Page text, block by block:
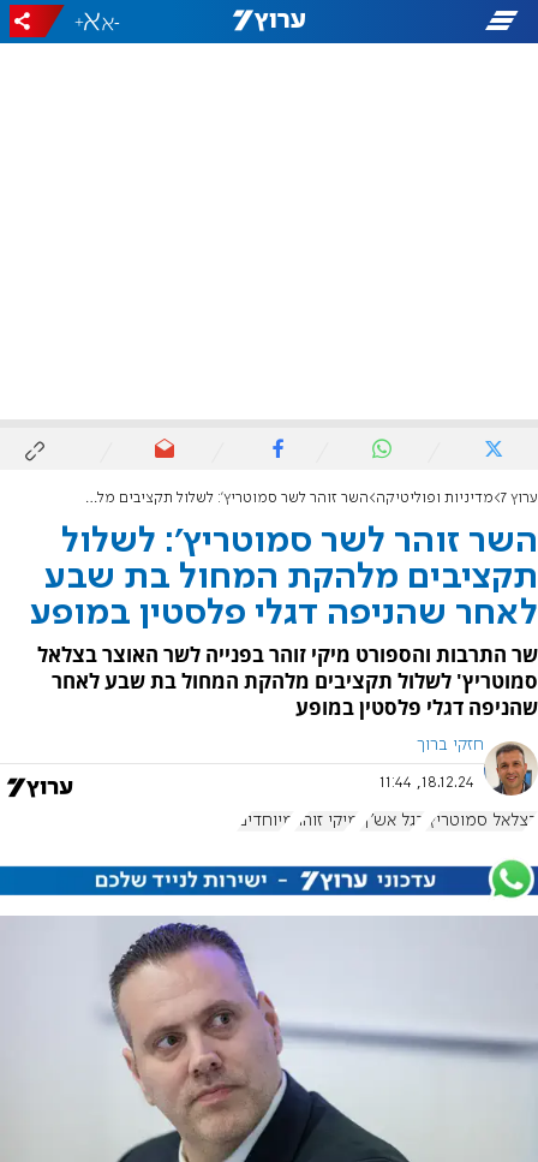
-
+
ערוץ 7 מדיניות ופוליטיקה השר זוהר לשר סמוטריץ': לשלול תקציבים מלהקת המחול בת שבע לאחר שהניפה דגלי פלסטין במופע
השר זוהר לשר סמוטריץ': לשלול
תקציבים מלהקת המחול בת שבע
לאחר שהניפה דגלי פלסטין במופע
שר התרבות והספורט מיקי זוהר בפנייה לשר האוצר בצלאל
סמוטריץ' לשלול תקציבים מלהקת המחול בת שבע לאחר
שהניפה דגלי פלסטין במופע
חזקי ברוך
18.12.24, 11:44
בצלאל סמוטריץ' דגל אש"ף מיקי זוהר מיוחדים